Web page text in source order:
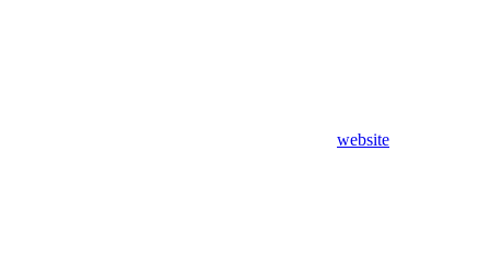
website